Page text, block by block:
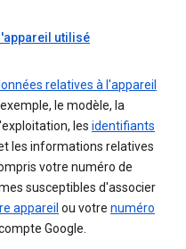
utilisé
relatives à l'appareil
le modèle, la
les identifiants
les informations relatives
votre numéro de
susceptibles d'associer
appareil ou votre numéro
Google.